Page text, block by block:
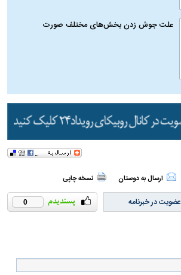
علت جوش زدن بخش‌های مختلف صورت
ارسال به دوستان نسخه چاپی
0 عضویت در خبرنامه